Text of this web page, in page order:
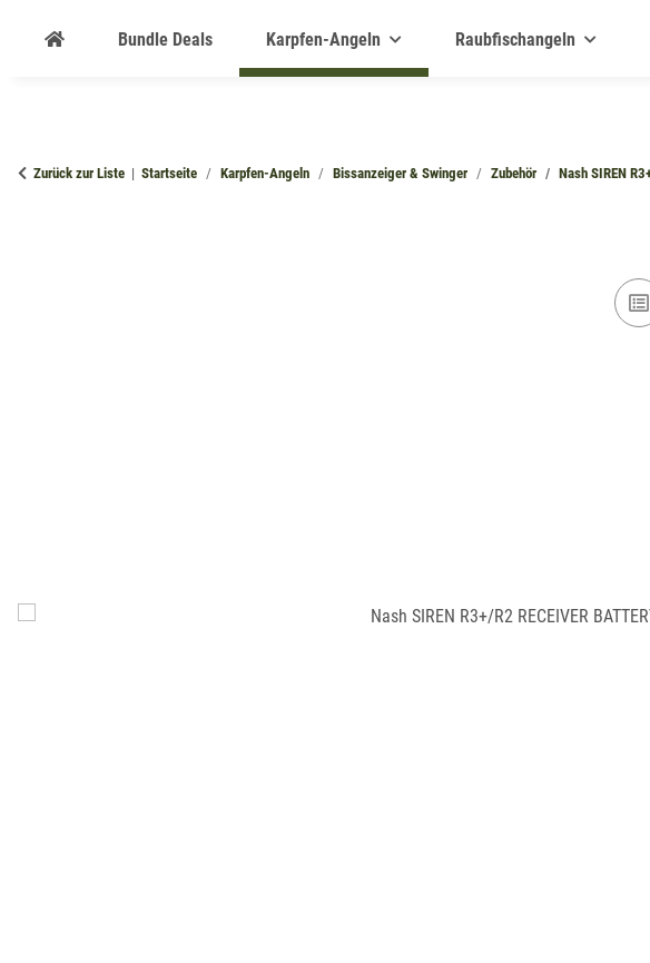
Bundle Deals Karpfen-Angeln Raubfischangeln
Zurück zur Liste Startseite Karpfen-Angeln Bissanzeiger & Swinger Zubehör Nash SIREN